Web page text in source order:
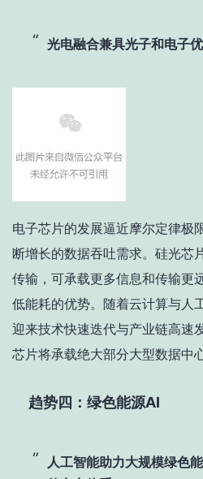
光电融合兼具光子和电子
电子芯片的发展逼近摩尔定律极
断增长的数据吞吐需求。硅光芯
传输，可承载更多信息和传输更
低能耗的优势。随着云计算与人
迎来技术快速迭代与产业链高速
芯片将承载绝大部分大型数据中
趋势四：绿色能源AI
人工智能助力大规模绿色